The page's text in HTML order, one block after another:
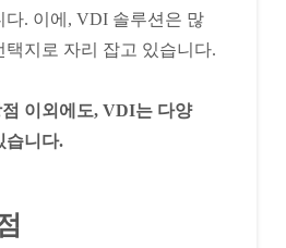
다. 이에, VDI 솔루션은 많
택지로 자리 잡고 있습니다.
이외에도, VDI는 다양
습니다.